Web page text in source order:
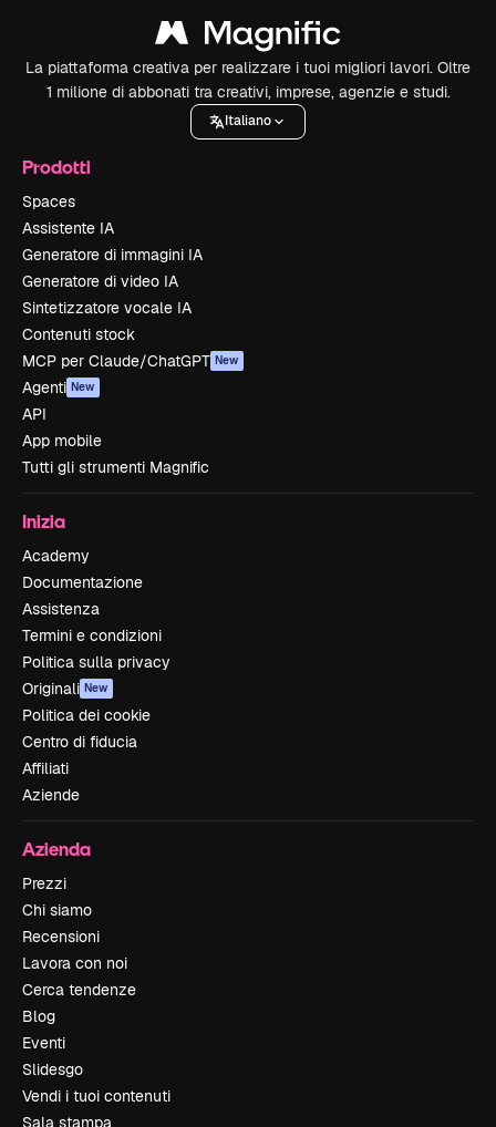
La piattaforma creativa per realizzare i tuoi migliori lavori. Oltre
1 milione di abbonati tra creativi, imprese, agenzie e studi.
Italiano
Prodotti
Spaces
Assistente IA
Generatore di immagini IA
Generatore di video IA
Sintetizzatore vocale IA
Contenuti stock
MCP per Claude/ChatGPT New
Agenti New
API
App mobile
Tutti gli strumenti Magnific
Inizia
Academy
Documentazione
Assistenza
Termini e condizioni
Politica sulla privacy
Originali New
Politica dei cookie
Centro di fiducia
Affiliati
Aziende
Azienda
Prezzi
Chi siamo
Recensioni
Lavora con noi
Cerca tendenze
Blog
Eventi
Slidesgo
Vendi i tuoi contenuti
Sala stampa